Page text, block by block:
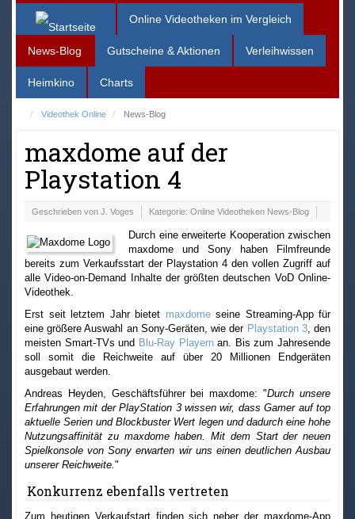
Online Videotheken im Vergleich
News-Blog Gutscheine & Aktionen Verleihwissen
Heimkino Charts
Videothek Online News-Blog
maxdome auf der
Playstation 4
Geschrieben von J. Voges Kategorie: Online Videotheken News-Blog
Durch eine erweiterte Kooperation zwischen
maxdome und Sony haben Filmfreunde
bereits zum Verkaufsstart der Playstation 4 den vollen Zugriff auf
alle Video-on-Demand Inhalte der größten deutschen VoD Online-
Videothek.
Erst seit letztem Jahr bietet maxdomeseine Streaming-App für
eine größere Auswahl an Sony-Geräten, wie der Playstation 3, den
meisten Smart-TVs und Blu-Ray Playernan. Bis zum Jahresende
soll somit die Reichweite auf über 20 Millionen Endgeräten
ausgebaut werden.
Andreas Heyden, Geschäftsführer bei maxdome: "Durch unsere
Erfahrungen mit der PlayStation 3 wissen wir, dass Gamer auf top
aktuelle Serien und Blockbuster Wert legen und dadurch eine hohe
Nutzungsaffinität zu maxdome haben. Mit dem Start der neuen
Spielkonsole von Sony erwarten wir uns einen deutlichen Ausbau
unserer Reichweite."
Konkurrenz ebenfalls vertreten
Zum heutigen Verkaufstart finden sich neber der maxdome-App